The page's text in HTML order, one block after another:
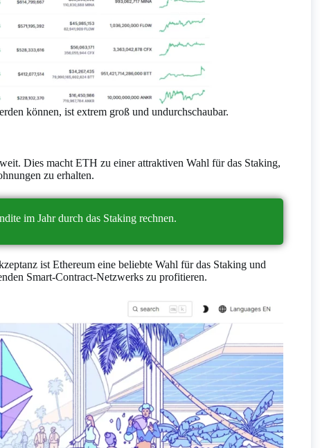
können, ist extrem groß und undurchschaubar.
Dies macht ETH zu einer attraktiven Wahl für das Staking,
zu erhalten.
im Jahr durch das Staking rechnen.
ist Ethereum eine beliebte Wahl für das Staking und
Smart-Contract-Netzwerks zu profitieren.